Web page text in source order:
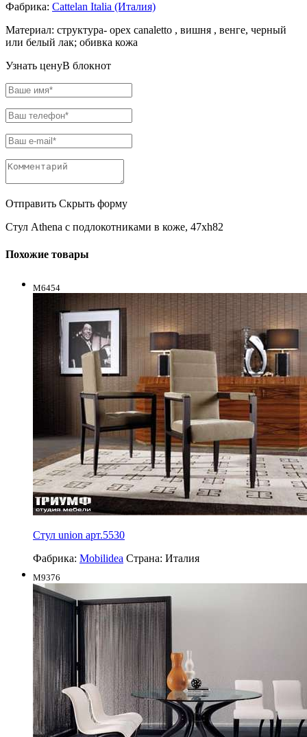
Фабрика: Cattelan Italia (Италия)
Материал: структура- орех canaletto , вишня , венге, черный
или белый лак; обивка кожа
Узнать ценуВ блокнот
Отправить Скрыть форму
Стул Athena с подлокотниками в коже, 47xh82
Похожие товары
M6454
Стул union арт.5530
Фабрика: Mobilidea Страна: Италия
M9376